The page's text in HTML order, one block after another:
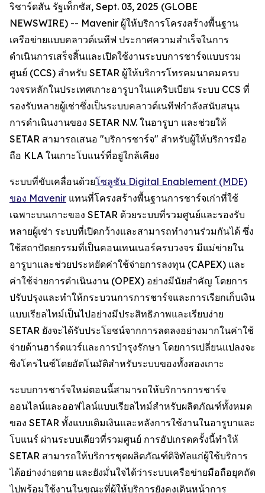
ริชาร์ดสัน รัฐเท็กซัส, Sept. 03, 2025 (GLOBE
NEWSWIRE) -- Mavenir ผู้ให้บริการโครงสร้างพื้นฐาน
เครือข่ายแบบคลาวด์เนทีฟ ประกาศความสำเร็จในการ
ดำเนินการเสร็จสิ้นและเปิดใช้งานระบบการชาร์จแบบรวม
ศูนย์ (CCS) สำหรับ SETAR ผู้ให้บริการโทรคมนาคมครบ
วงจรหลักในประเทศเกาะอารูบาในแคริบเบียน ระบบ CCS ที่
รองรับหลายผู้เช่าซึ่งเป็นระบบคลาวด์เนทีฟกำลังสนับสนุน
การดำเนินงานของ SETAR N.V. ในอารูบา และช่วยให้
SETAR สามารถเสนอ "บริการชาร์จ" สำหรับผู้ให้บริการมือ
ถือ KLA ในเกาะโบแนร์ที่อยู่ใกล้เคียง
ระบบที่ขับเคลื่อนด้วยโซลูชัน Digital Enablement (MDE)
ของ Mavenir แทนที่โครงสร้างพื้นฐานการชาร์จเก่าที่ใช้
เฉพาะบนเกาะของ SETAR ด้วยระบบที่รวมศูนย์และรองรับ
หลายผู้เช่า ระบบที่เปิดกว้างและสามารถทำงานร่วมกันได้ ซึ่ง
ใช้สถาปัตยกรรมที่เป็นคอนเทนเนอร์ครบวงจร มีแม่ข่ายใน
อารูบาและช่วยประหยัดค่าใช้จ่ายการลงทุน (CAPEX) และ
ค่าใช้จ่ายการดำเนินงาน (OPEX) อย่างมีนัยสำคัญ โดยการ
ปรับปรุงและทำให้กระบวนการการชาร์จและการเรียกเก็บเงิน
แบบเรียลไทม์เป็นไปอย่างมีประสิทธิภาพและเรียบง่าย
SETAR ยังจะได้รับประโยชน์จากการลดลงอย่างมากในค่าใช้
จ่ายด้านฮาร์ดแวร์และการบำรุงรักษา โดยการเปลี่ยนแปลงจะ
ซิงโครไนซ์โดยอัตโนมัติสำหรับระบบของทั้งสองเกาะ
ระบบการชาร์จใหม่ตอนนี้สามารถให้บริการการชาร์จ
ออนไลน์และออฟไลน์แบบเรียลไทม์สำหรับผลิตภัณฑ์ทั้งหมด
ของ SETAR ทั้งแบบเติมเงินและหลังการใช้งานในอารูบาและ
โบแนร์ ผ่านระบบเดียวที่รวมศูนย์ การอัปเกรดครั้งนี้ทำให้
SETAR สามารถให้บริการชุดผลิตภัณฑ์ดิจิทัลแก่ผู้ใช้บริการ
ได้อย่างง่ายดาย และยังมั่นใจได้ว่าระบบเครือข่ายมือถือยุคถัด
ไปพร้อมใช้งานในขณะที่ผู้ให้บริการยังคงเดินหน้าการ